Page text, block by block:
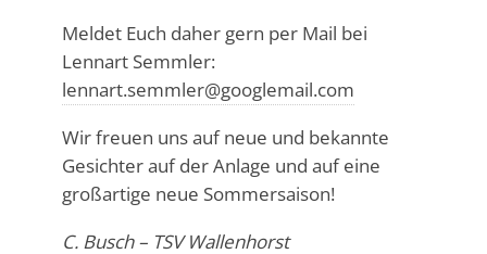
Meldet Euch daher gern per Mail bei
Lennart Semmler:
lennart.semmler@googlemail.com
Wir freuen uns auf neue und bekannte
Gesichter auf der Anlage und auf eine
großartige neue Sommersaison!
C. Busch – TSV Wallenhorst